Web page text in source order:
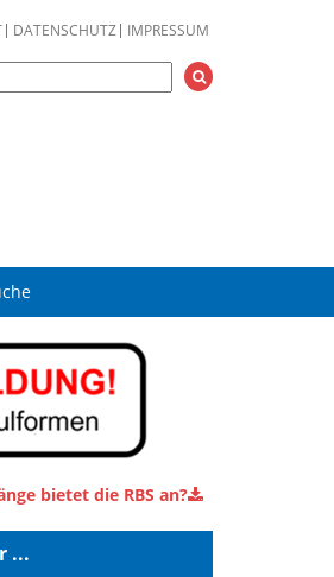
DATENSCHUTZ IMPRESSUM
bietet die RBS an?
...